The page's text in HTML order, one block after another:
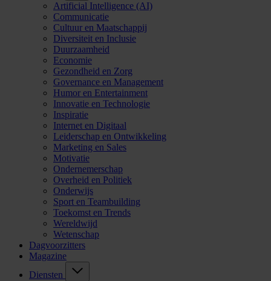
Artificial Intelligence (AI)
Communicatie
Cultuur en Maatschappij
Diversiteit en Inclusie
Duurzaamheid
Economie
Gezondheid en Zorg
Governance en Management
Humor en Entertainment
Innovatie en Technologie
Inspiratie
Internet en Digitaal
Leiderschap en Ontwikkeling
Marketing en Sales
Motivatie
Ondernemerschap
Overheid en Politiek
Onderwijs
Sport en Teambuilding
Toekomst en Trends
Wereldwijd
Wetenschap
Dagvoorzitters
Magazine
Diensten